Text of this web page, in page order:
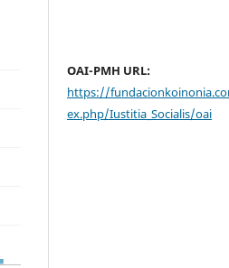
OAI-PMH URL:
https://
ex.php/Iustitia_Socialis/oai